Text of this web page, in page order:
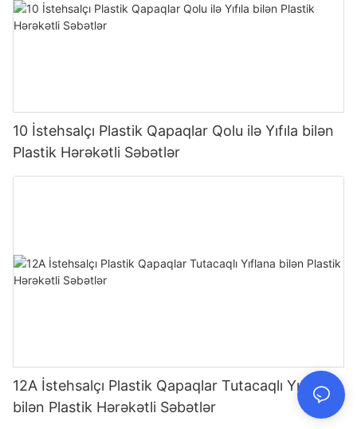
10 İstehsalçı Plastik Qapaqlar Qolu ilə Yıfıla bilən
Plastik Hərəkətli Səbətlər
12A İstehsalçı Plastik Qapaqlar Tutacaqlı Yıflana
bilən Plastik Hərəkətli Səbətlər